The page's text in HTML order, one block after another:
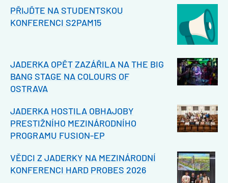
PŘIJĎTE NA STUDENTSKOU
KONFERENCI S2PAM15
JADERKA OPĚT ZAZÁŘILA NA THE BIG
BANG STAGE NA COLOURS OF
OSTRAVA
JADERKA HOSTILA OBHAJOBY
PRESTIŽNÍHO MEZINÁRODNÍHO
PROGRAMU FUSION-EP
VĚDCI Z JADERKY NA MEZINÁRODNÍ
KONFERENCI HARD PROBES 2026